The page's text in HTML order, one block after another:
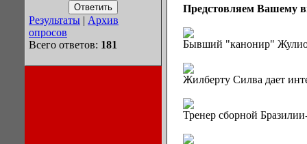
Результаты | Архив
опросов
Всего ответов: 181
Предстовляем Вашему
Бывший "канонир" Жулио
Жилберту Силва дает
Тренер сборной